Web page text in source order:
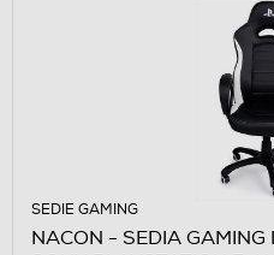
SEDIE GAMING
NACON - SEDIA GAMING